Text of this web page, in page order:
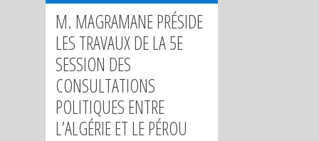
M. MAGRAMANE PRÉSIDE
LES TRAVAUX DE LA 5E
SESSION DES
CONSULTATIONS
POLITIQUES ENTRE
L’ALGÉRIE ET LE PÉROU